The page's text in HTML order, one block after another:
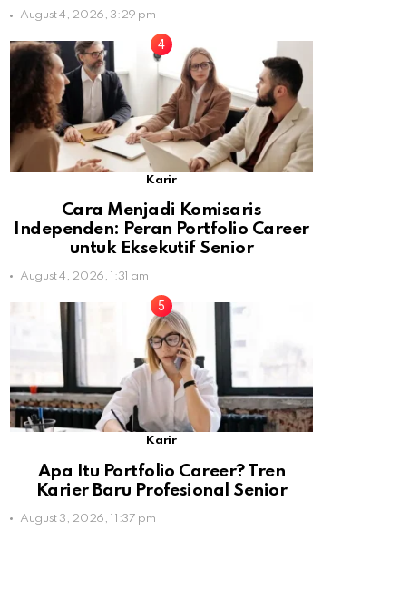
August 4, 2026, 3:29 pm
Karir
Cara Menjadi Komisaris
Independen: Peran Portfolio Career
untuk Eksekutif Senior
August 4, 2026, 1:31 am
Karir
Apa Itu Portfolio Career? Tren
Karier Baru Profesional Senior
August 3, 2026, 11:37 pm